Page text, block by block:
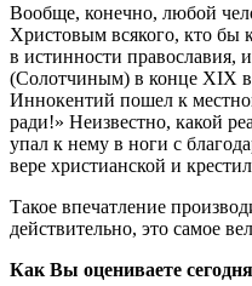
Вообще, конечно, любой
Христовым всякого, кто бы
в истинности православия,
(Солотчиным) в конце XIX
Иннокентий пошел к
ради!» Неизвестно, какой
упал к нему в ноги с
вере христианской и
Такое впечатление
действительно, это самое
Как Вы оцениваете